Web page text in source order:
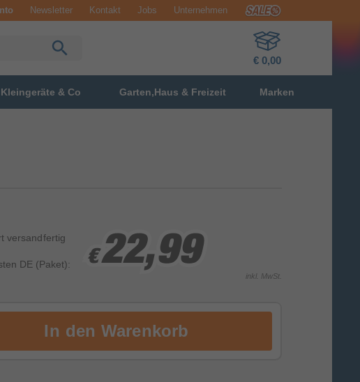
Newsletter Kontakt Jobs Unternehmen
€ 0,00
Kleingeräte & Co Garten,Haus & Freizeit Marken
versandfertig
DE (Paket):
€22,99
€22,99
€22,99
inkl. MwSt.